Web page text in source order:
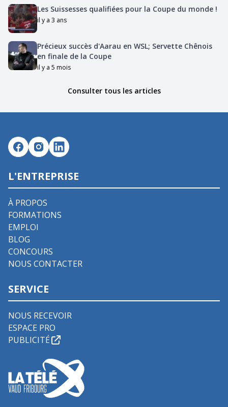
Les Suissesses qualifiées pour la Coupe du monde !
il y a 3 ans
Précieux succès d'Aarau en WSL; Servette Chênois
en finale de la Coupe
il y a 5 mois
Consulter tous les articles
L'ENTREPRISE
À PROPOS
FORMATIONS
EMPLOI
BLOG
CONCOURS
NOUS CONTACTER
SERVICE
NOUS RECEVOIR
ESPACE PRO
PUBLICITÉ